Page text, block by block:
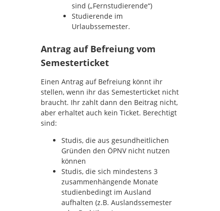
sind („Fernstudierende“)
Studierende im
Urlaubssemester.
Antrag auf Befreiung vom
Semesterticket
Einen Antrag auf Befreiung könnt ihr
stellen, wenn ihr das Semesterticket nicht
braucht. Ihr zahlt dann den Beitrag nicht,
aber erhaltet auch kein Ticket. Berechtigt
sind:
Studis, die aus gesundheitlichen
Gründen den ÖPNV nicht nutzen
können
Studis, die sich mindestens 3
zusammenhängende Monate
studienbedingt im Ausland
aufhalten (z.B. Auslandssemester